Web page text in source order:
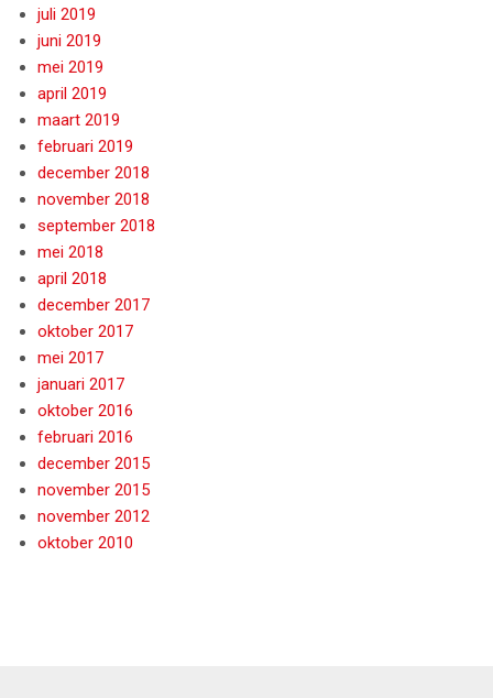
juli 2019
juni 2019
mei 2019
april 2019
maart 2019
februari 2019
december 2018
november 2018
september 2018
mei 2018
april 2018
december 2017
oktober 2017
mei 2017
januari 2017
oktober 2016
februari 2016
december 2015
november 2015
november 2012
oktober 2010